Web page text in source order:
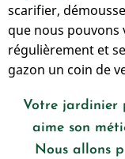
scarifier,
que nous
régulièrement et
gazon un coin de
Votre jardinier
aime son
Nous allons